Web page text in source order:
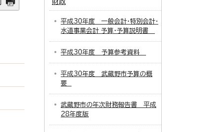
平成30年度 一般会計・特別会計・
水道事業会計 予算・予算説明書
平成30年度 予算参考資料
平成30年度 武蔵野市予算の概
要
武蔵野市の年次財務報告書 平成
28年度版